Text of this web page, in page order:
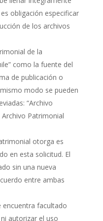
obligación especificar
de los archivos
de la
como la fuente del
de publicación o
modo se pueden
“Archivo
Patrimonial
otorga es
en esta solicitud. El
sin una nueva
entre ambas
encuentra facultado
autorizar el uso